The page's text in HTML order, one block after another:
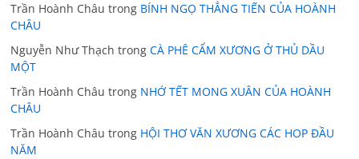
Trần Hoành Châu trong BÍNH NGỌ THẲNG TIẾN CỦA HOÀNH
CHÂU
Nguyễn Như Thạch trongCÀ PHÊ CẨM XƯƠNG Ở THỦ DẦU
MỘT
Trần Hoành Châu trong NHỚ TẾT MONG XUÂN CỦA HOÀNH
CHÂU
Trần Hoành Châu trong HỘI THƠ VĂN XƯƠNG CÁC HOP ĐẦU
NĂM